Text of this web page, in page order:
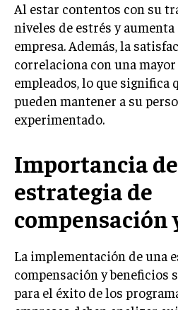
ANALÍTICA
INTELLIGENCE
CIBERSEGURIDAD
ESTRATEGIA
EMPRESAS FAMILIARES
NEGOCIACIÓN Y
DERECHO EMPRESARIAL
ÉXITO EMPRESARIAL Y
NEGOCIOS
ESTRATEGIAS DE
Al estar contentos con su
niveles de estrés y
empresa. Además, la
correlaciona con una
empleados, lo que significa
pueden mantener a su
experimentado.
Importancia
estrategia de
compensación
La implementación de una
compensación y beneficios
para el éxito de los